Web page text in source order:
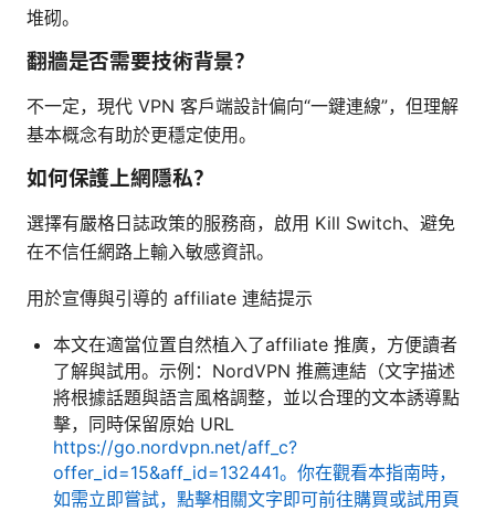
堆砌。
翻牆是否需要技術背景？
不一定，現代 VPN 客戶端設計偏向“一鍵連線”，但理解
基本概念有助於更穩定使用。
如何保護上網隱私？
選擇有嚴格日誌政策的服務商，啟用 Kill Switch、避免
在不信任網路上輸入敏感資訊。
用於宣傳與引導的 affiliate 連結提示
本文在適當位置自然植入了affiliate 推廣，方便讀者
了解與試用。示例：NordVPN 推薦連結（文字描述
將根據話題與語言風格調整，並以合理的文本誘導點
擊，同時保留原始 URL
https://go.nordvpn.net/aff_c?
offer_id=15&aff_id=132441。你在觀看本指南時，
如需立即嘗試，點擊相關文字即可前往購買或試用頁